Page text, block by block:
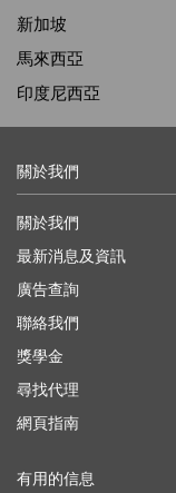
新加坡
馬來西亞
印度尼西亞
關於我們
關於我們
最新消息及資訊
廣告查詢
聯絡我們
獎學金
尋找代理
網頁指南
有用的信息